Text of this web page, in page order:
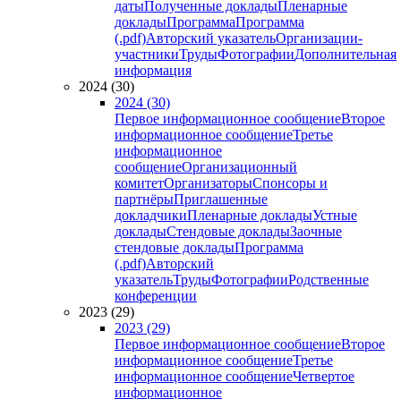
датыПолученные докладыПленарные
докладыПрограммаПрограмма
(.pdf)Авторский указательОрганизации-
участникиТрудыФотографииДополнительная
информация
2024 (30)
2024 (30)
Первое информационное сообщениеВторое
информационное сообщениеТретье
информационное
сообщениеОрганизационный
комитетОрганизаторыСпонсоры и
партнёрыПриглашенные
докладчикиПленарные докладыУстные
докладыСтендовые докладыЗаочные
стендовые докладыПрограмма
(.pdf)Авторский
указательТрудыФотографииРодственные
конференции
2023 (29)
2023 (29)
Первое информационное сообщениеВторое
информационное сообщениеТретье
информационное сообщениеЧетвертое
информационное